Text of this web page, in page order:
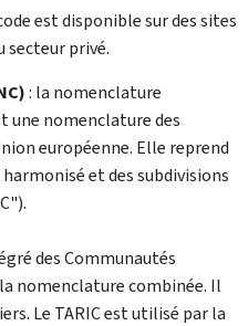
est disponible sur des sites
secteur privé.
: la nomenclature
une nomenclature des
européenne. Elle reprend
et des subdivisions
des Communautés
nomenclature combinée. Il
Le TARIC est utilisé par la